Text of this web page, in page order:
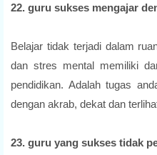
22. guru sukses mengajar
Belajar tidak terjadi dalam
dan stres mental memiliki
pendidikan. Adalah tugas
dengan akrab, dekat dan
23. guru yang sukses tidak